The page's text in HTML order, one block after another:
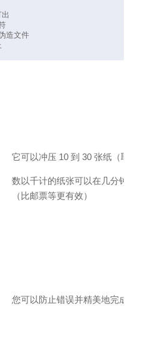
造文件
它可以冲压 10 到 30 张纸（取决
数以千计的纸张可以在几分钟内
（比邮票等更有效）
您可以防止错误并精美地完成它